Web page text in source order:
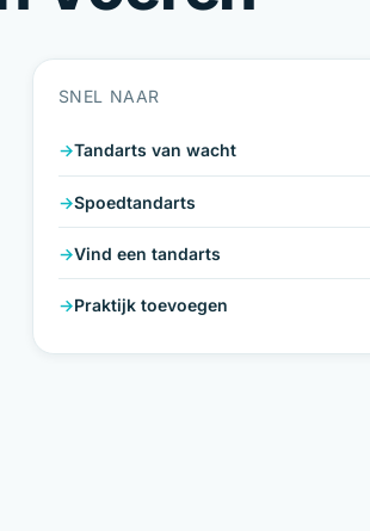
SNEL NAAR
Tandarts van wacht
Spoedtandarts
Vind een tandarts
Praktijk toevoegen